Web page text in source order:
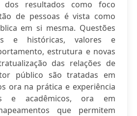
dos resultados como foco
de pessoas é vista como
em si mesma. Questões
e históricas, valores e
estrutura e novas
das relações de
público são tratadas em
ora na prática e experiência
e acadêmicos, ora em
que permitem